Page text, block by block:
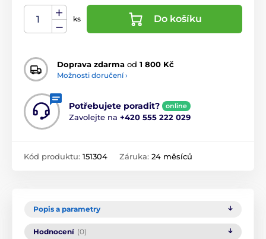
ks Do košíku
Doprava zdarma od 1 800 Kč
Možnosti doručení ›
Potřebujete poradit? online
Zavolejte na +420 555 222 029
Kód produktu: 151304 Záruka: 24 měsíců
Popis a parametry
Hodnocení (0)